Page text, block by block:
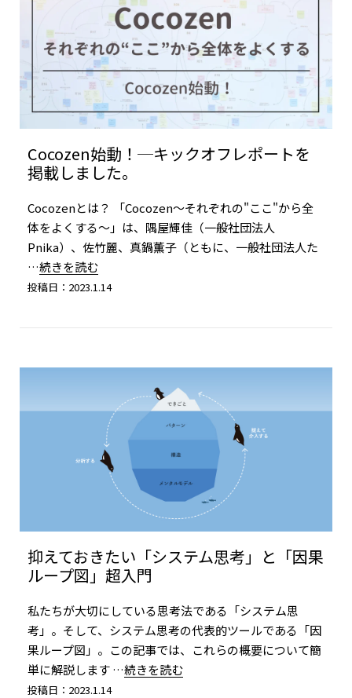
Cocozen始動！─キックオフレポートを
掲載しました。
Cocozenとは？ 「Cocozen〜それぞれの"ここ"から全
体をよくする〜」は、隅屋輝佳（一般社団法人
Pnika）、佐竹麗、真鍋薫子（ともに、一般社団法人た
…続きを読む
投稿日：2023.1.14
抑えておきたい「システム思考」と「因果
ループ図」超入門
私たちが大切にしている思考法である「システム思
考」。そして、システム思考の代表的ツールである「因
果ループ図」。この記事では、これらの概要について簡
単に解説します…続きを読む
投稿日：2023.1.14